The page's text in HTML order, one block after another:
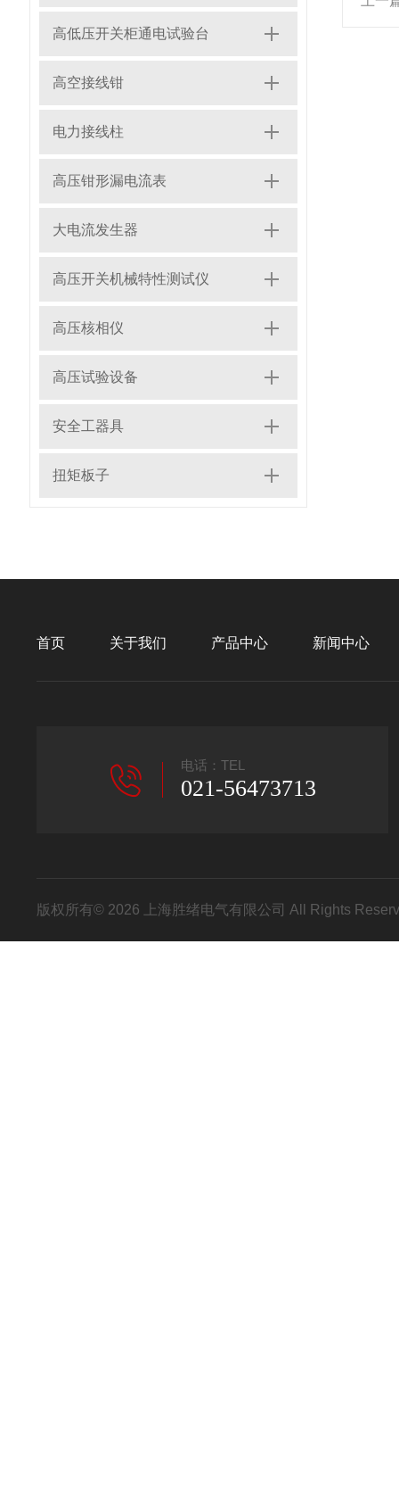
高低压开关柜通电试验台
高空接线钳
电力接线柱
高压钳形漏电流表
大电流发生器
高压开关机械特性测试仪
高压核相仪
高压试验设备
安全工器具
扭矩板子
首页 关于我们 产品中心 新闻中心
电话：TEL
021-56473713
版权所有© 2026 上海胜绪电气有限公司 All Rights